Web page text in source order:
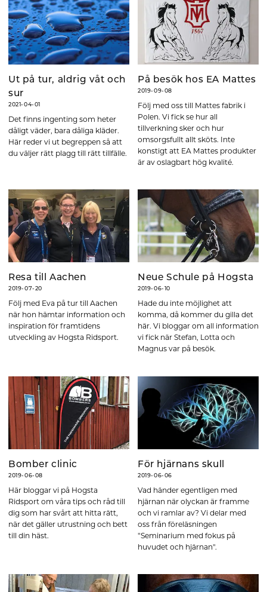
Ut på tur, aldrig våt och
sur
2021-04-01
Det finns ingenting som heter
dåligt väder, bara dåliga kläder.
Här reder vi ut begreppen så att
du väljer rätt plagg till rätt tillfälle.
På besök hos EA Mattes
2019-09-08
Följ med oss till Mattes fabrik i
Polen. Vi fick se hur all
tillverkning sker och hur
omsorgsfullt allt sköts. Inte
konstigt att EA Mattes produkter
är av oslagbart hög kvalité.
Resa till Aachen
2019-07-20
Följ med Eva på tur till Aachen
när hon hämtar information och
inspiration för framtidens
utveckling av Hogsta Ridsport.
Neue Schule på Hogsta
2019-06-10
Hade du inte möjlighet att
komma, då kommer du gilla det
här. Vi bloggar om all information
vi fick när Stefan, Lotta och
Magnus var på besök.
Bomber clinic
2019-06-08
Här bloggar vi på Hogsta
Ridsport om våra tips och råd till
dig som har svårt att hitta rätt,
när det gäller utrustning och bett
till din häst.
För hjärnans skull
2019-06-06
Vad händer egentligen med
hjärnan när olyckan är framme
och vi ramlar av? Vi delar med
oss från föreläsningen
"Seminarium med fokus på
huvudet och hjärnan".